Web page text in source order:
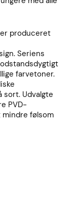
produceret
Seriens
farvetoner.
sort. Udvalgte
PVD-
mindre følsom